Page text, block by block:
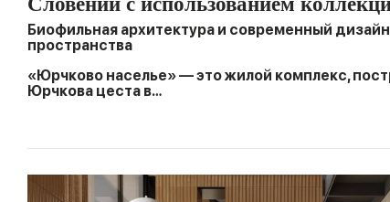
Биофильная архитектура и современный
пространства
«Юрчково населье» — это жилой комплекс,
Юрчкова цеста в…